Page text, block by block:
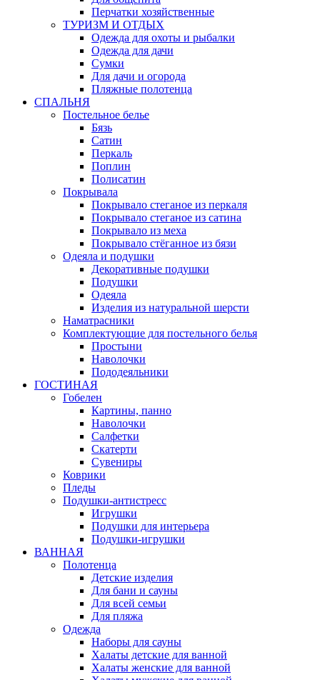
Перчатки хозяйственные
ТУРИЗМ И ОТДЫХ
Одежда для охоты и рыбалки
Одежда для дачи
Сумки
Для дачи и огорода
Пляжные полотенца
СПАЛЬНЯ
Постельное белье
Бязь
Сатин
Перкаль
Поплин
Полисатин
Покрывала
Покрывало стеганое из перкаля
Покрывало стеганое из сатина
Покрывало из меха
Покрывало стёганное из бязи
Одеяла и подушки
Декоративные подушки
Подушки
Одеяла
Изделия из натуральной шерсти
Наматраcники
Комплектующие для постельного белья
Простыни
Наволочки
Пододеяльники
ГОСТИНАЯ
Гобелен
Картины, панно
Наволочки
Салфетки
Скатерти
Сувениры
Коврики
Пледы
Подушки-антистресс
Игрушки
Подушки для интерьера
Подушки-игрушки
ВАННАЯ
Полотенца
Детские изделия
Для бани и сауны
Для всей семьи
Для пляжа
Одежда
Наборы для сауны
Халаты детские для ванной
Халаты женские для ванной